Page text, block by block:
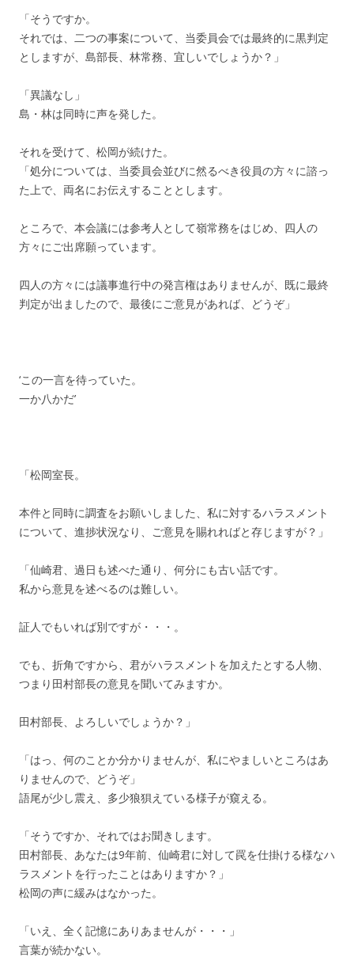
「そうですか。
それでは、二つの事案について、当委員会では最終的に黒判定
としますが、島部長、林常務、宜しいでしょうか？」
「異議なし」
島・林は同時に声を発した。
それを受けて、松岡が続けた。
「処分については、当委員会並びに然るべき役員の方々に諮っ
た上で、両名にお伝えすることとします。
ところで、本会議には参考人として嶺常務をはじめ、四人の
方々にご出席願っています。
四人の方々には議事進行中の発言権はありませんが、既に最終
判定が出ましたので、最後にご意見があれば、どうぞ」
‘この一言を待っていた。
一か八かだ’
「松岡室長。
本件と同時に調査をお願いしました、私に対するハラスメント
について、進捗状況なり、ご意見を賜れればと存じますが？」
「仙崎君、過日も述べた通り、何分にも古い話です。
私から意見を述べるのは難しい。
証人でもいれば別ですが・・・。
でも、折角ですから、君がハラスメントを加えたとする人物、
つまり田村部長の意見を聞いてみますか。
田村部長、よろしいでしょうか？」
「はっ、何のことか分かりませんが、私にやましいところはあ
りませんので、どうぞ」
語尾が少し震え、多少狼狽えている様子が窺える。
「そうですか、それではお聞きします。
田村部長、あなたは9年前、仙崎君に対して罠を仕掛ける様なハ
ラスメントを行ったことはありますか？」
松岡の声に緩みはなかった。
「いえ、全く記憶にありあませんが・・・」
言葉が続かない。